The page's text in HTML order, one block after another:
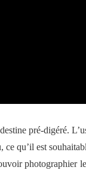
pré-digéré.
qu’il est
photographier